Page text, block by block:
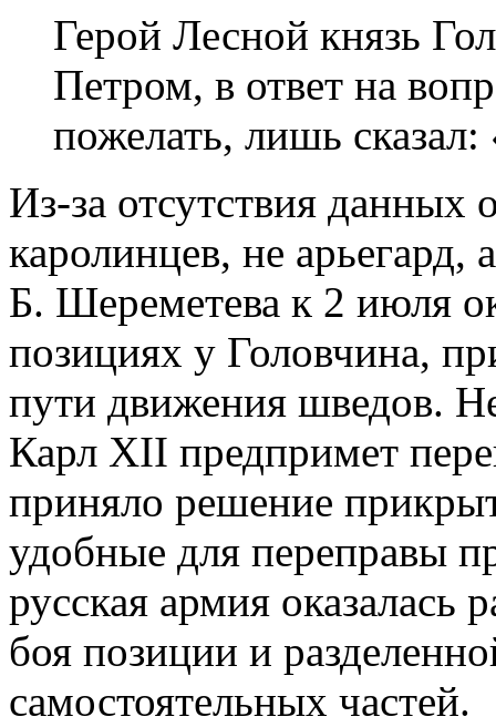
Герой Лесной князь
Петром, в ответ на
пожелать, лишь
Из-за отсутствия
каролинцев, не
Б. Шереметева к 2 июля
позициях у Головчина,
пути движения шведов.
Карл ХII предпримет
приняло решение
удобные для переправы
русская армия оказалась
боя позиции и
самостоятельных частей.